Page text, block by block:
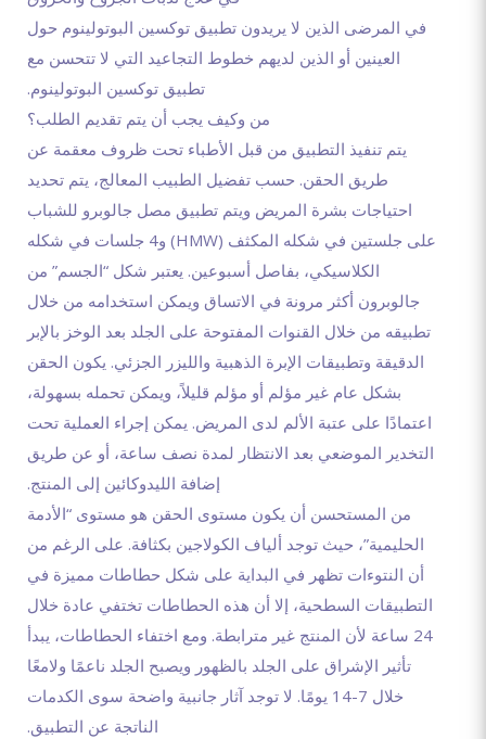
في المرضى الذين لا يريدون تطبيق توكسين البوتولينوم حول
العينين أو الذين لديهم خطوط التجاعيد التي لا تتحسن مع
تطبيق توكسين البوتولينوم.
من وكيف يجب أن يتم تقديم الطلب؟
يتم تنفيذ التطبيق من قبل الأطباء تحت ظروف معقمة عن
طريق الحقن. حسب تفضيل الطبيب المعالج، يتم تحديد
احتياجات بشرة المريض ويتم تطبيق مصل جالوبرو للشباب
على جلستين في شكله المكثف (HMW) و4 جلسات في شكله
الكلاسيكي، بفاصل أسبوعين. يعتبر شكل “الجسم” من
جالوبرون أكثر مرونة في الاتساق ويمكن استخدامه من خلال
تطبيقه من خلال القنوات المفتوحة على الجلد بعد الوخز بالإبر
الدقيقة وتطبيقات الإبرة الذهبية والليزر الجزئي. يكون الحقن
بشكل عام غير مؤلم أو مؤلم قليلاً، ويمكن تحمله بسهولة،
اعتمادًا على عتبة الألم لدى المريض. يمكن إجراء العملية تحت
التخدير الموضعي بعد الانتظار لمدة نصف ساعة، أو عن طريق
إضافة الليدوكائين إلى المنتج.
من المستحسن أن يكون مستوى الحقن هو مستوى “الأدمة
الحليمية”، حيث توجد ألياف الكولاجين بكثافة. على الرغم من
أن النتوءات تظهر في البداية على شكل حطاطات مميزة في
التطبيقات السطحية، إلا أن هذه الحطاطات تختفي عادة خلال
24 ساعة لأن المنتج غير مترابطة. ومع اختفاء الحطاطات، يبدأ
تأثير الإشراق على الجلد بالظهور ويصبح الجلد ناعمًا ولامعًا
خلال 7-14 يومًا. لا توجد آثار جانبية واضحة سوى الكدمات
الناتجة عن التطبيق.